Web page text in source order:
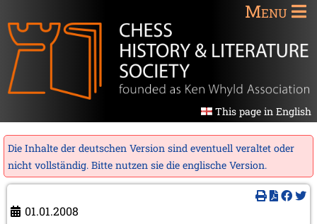
Menu
This page in English
Die Inhalte der deutschen Version sind eventuell veraltet oder
nicht vollständig. Bitte nutzen sie die englische Version.
01.01.2008